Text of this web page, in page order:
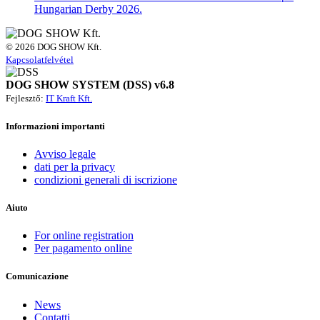
Overnight parking of cars and RVs is still not possible due to the
Fehova gun safety regulations.
Important information:
If you have already purchased your parking ticket, but due to
changed options, you don’t want to park in the 3,800 HUF dog
show parking place, the ticket price will be refunded. Please indicate
address:admin@dogshow.hu
More infos:winterdogshow.hu
Hungarian Derby 2026.
© 2026 DOG SHOW Kft.
Kapcsolatfelvétel
DOG SHOW SYSTEM (DSS) v6.8
Fejlesztő: IT Kraft Kft.
Informazioni importanti
Avviso legale
dati per la privacy
condizioni generali di iscrizione
Aiuto
For online registration
Per pagamento online
Comunicazione
News
Contatti